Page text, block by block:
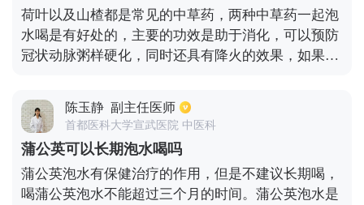
荷叶以及山楂都是常见的中草药，两种中草药一起泡
水喝是有好处的，主要的功效是助于消化，可以预防
冠状动脉粥样硬化，同时还具有降火的效果，如果长
喝，不然对于胃部会有伤害。可以在饭后半个小时左
右喝，偶尔喝，也不能喝过量，什么食物都是适量食
用。
陈玉静 副主任医师
首都医科大学宣武医院 中医科
蒲公英可以长期泡水喝吗
蒲公英泡水有保健治疗的作用，但是不建议长期喝，
喝蒲公英泡水不能超过三个月的时间。蒲公英泡水是